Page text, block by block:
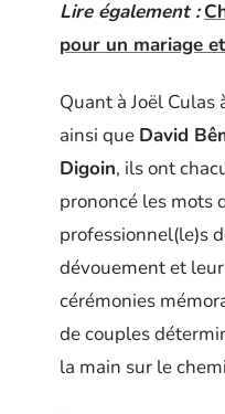
Lire également :
pour un mariage
Quant à Joël Culas
ainsi que David
Digoin, ils ont
prononcé les mots
professionnel(le)s
dévouement et
cérémonies
de couples
la main sur le